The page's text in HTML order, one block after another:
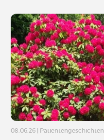
08.06.26 Patientengeschichten